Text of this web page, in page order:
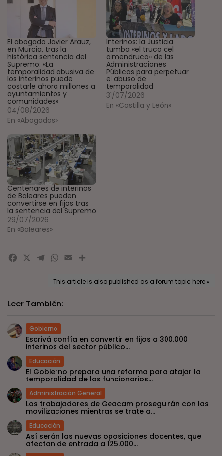
El abogado Javier Arauz,
en Murcia, tras la
histórica sentencia del
Supremo: «La
temporalidad abusiva de
los interinos puede
costarle ahora millones a
ayuntamientos y
comunidades»
04/08/2026
En «Abogados»
Interinos: la Justicia
tumba «el truco del
almendruco» de las
Administraciones
Públicas para perpetuar
el abuso de
temporalidad
31/07/2026
En «Castilla y León»
Centenares de interinos
de Baleares pueden
convertirse en fijos tras
la sentencia del Supremo
29/07/2026
En «Baleares»
Facebook
X Telegram
WhatsApp
EmailCompartir
This article is also published as a forum topic here »
Leer También:
Gobierno
Escrivá confía en convertir en fijos a 300.000
interinos del sector público...
Educación
El Gobierno prepara una reforma para atajar la
temporalidad de los funcionarios...
Administración General
Los trabajadores de Geacam proseguirán con las
movilizaciones mientras se trate a...
Educación
Así serán las nuevas oposiciones docentes, que
afectan de entrada a 125.000...